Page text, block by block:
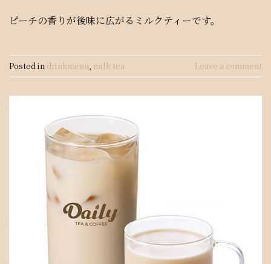
ピーチの香りが後味に広がるミルクティーです。
Posted in drinkmenu milk tea Leave a comment